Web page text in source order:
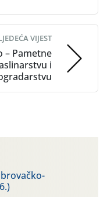
VIJEST
– Pametne
i